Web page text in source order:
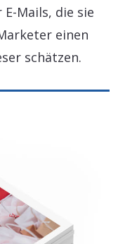
Mails, die sie
einen
schätzen.